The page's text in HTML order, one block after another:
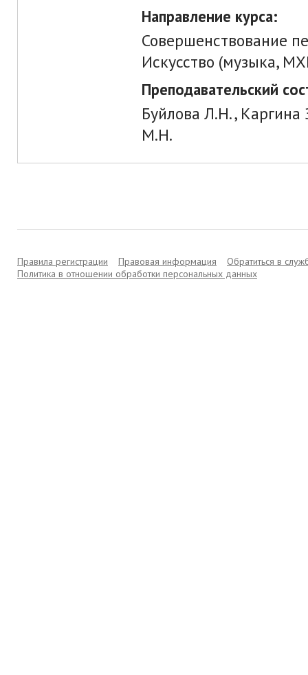
Направление курса:
Совершенствование
Искусство (музыка,
Преподавательский
Буйлова Л.Н.,
М.Н.
Правила регистрации Правовая информация
Обратиться в
Политика в отношении обработки персональных данных